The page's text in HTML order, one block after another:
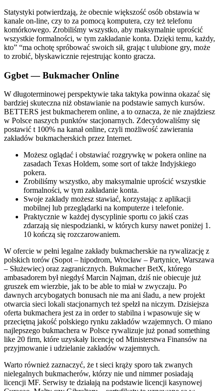
Statystyki potwierdzają, że obecnie większość osób obstawia w
kanale on-line, czy to za pomocą komputera, czy też telefonu
komórkowego. Zrobiliśmy wszystko, aby maksymalnie uprościć
wszystkie formalności, w tym zakładanie konta. Dzięki temu, każdy,
kto” “ma ochotę spróbować swoich sił, grając t ulubione gry, może
to zrobić, błyskawicznie rejestrując konto gracza.
Ggbet — Bukmacher Online
W długoterminowej perspektywie taka taktyka powinna okazać się
bardziej skuteczna niż obstawianie na podstawie samych kursów.
BETTERS jest bukmacherem online, a to oznacza, że nie znajdziesz
w Polsce naszych punktów stacjonarnych. Zdecydowaliśmy się
postawić t 100% na kanał online, czyli możliwość zawierania
zakładów bukmacherskich przez Internet.
Możesz oglądać i obstawiać rozgrywkę w pokera online na
zasadach Texas Holdem, some sort of także Indyjskiego
pokera.
Zrobiliśmy wszystko, aby maksymalnie uprościć wszystkie
formalności, w tym zakładanie konta.
Swoje zakłady możesz stawiać, korzystając z aplikacji
mobilnej lub przeglądarki na komputerze i telefonie.
Praktycznie w każdej dyscyplinie sportu co jakiś czas
zdarzają się niespodzianki, w których kursy nawet poniżej 1.
10 kończą się rozczarowaniem.
W ofercie w pełni legalne zakłady bukmacherskie na rywalizację z
polskich torów (Sopot – hipodrom, Wrocław – Partynice, Warszawa
– Służewiec) oraz zagranicznych. Bukmacher BetX, którego
ambasadorem był niegdyś Marcin Najman, dziś nie obiecuje już
gruszek em wierzbie, jak to be able to miał w zwyczaju. Po
dawnych arcybogatych bonusach nie ma ani śladu, a new projekt
otwarcia sieci lokali stacjonarnych też spełzł na niczym. Dzisiejsza
oferta bukmachera jest za in order to stabilna i wpasowuje się w
przeciętną jakość polskiego rynku zakładów wzajemnych. O miano
najlepszego bukmachera w Polsce rywalizuje już ponad something
like 20 firm, które uzyskały licencję od Ministerstwa Finansów na
przyjmowanie i udzielanie zakładów wzajemnych.
Warto również zaznaczyć, że t sieci krąży sporo tak zwanych
nielegalnych bukmacherów, którzy nie und nimmer posiadają
licencji MF. Serwisy te działają na podstawie licencji kasynowej